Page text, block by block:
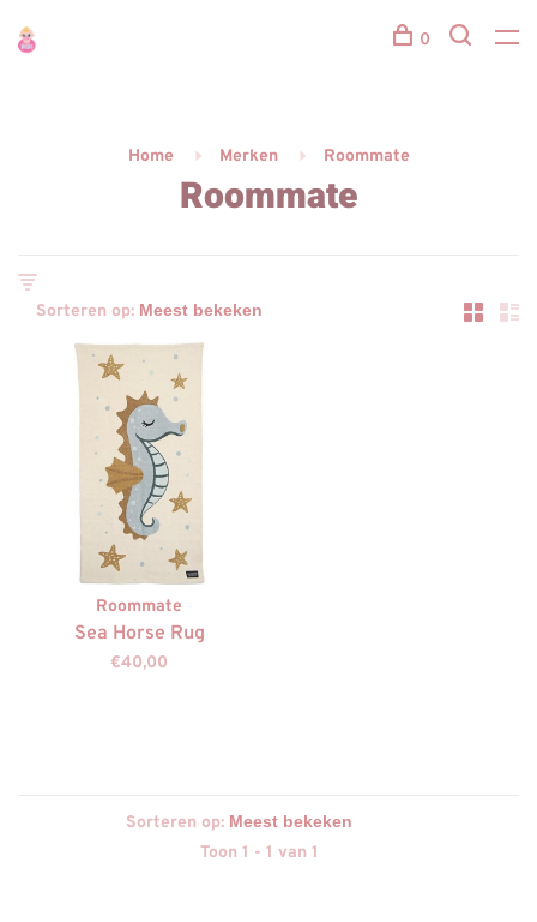
0
Home Merken Roommate
Roommate
Sorteren op:
Roommate
Sea Horse Rug
€40,00
Sorteren op:
Toon 1 - 1 van 1